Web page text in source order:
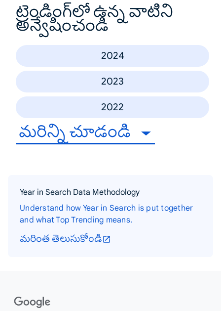
ట్రెండింగ్‌లో ఉన్న వాటిని
అన్వేషించండి
2024
2023
2022
మరిన్ని చూడండి
Year in Search Data Methodology
Understand how Year in Search is put together
and what Top Trending means.
మరింత తెలుసుకోండి